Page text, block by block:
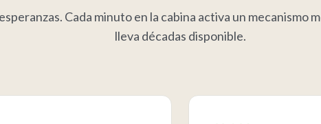
Cada minuto en la cabina activa un mecanismo
lleva décadas disponible.